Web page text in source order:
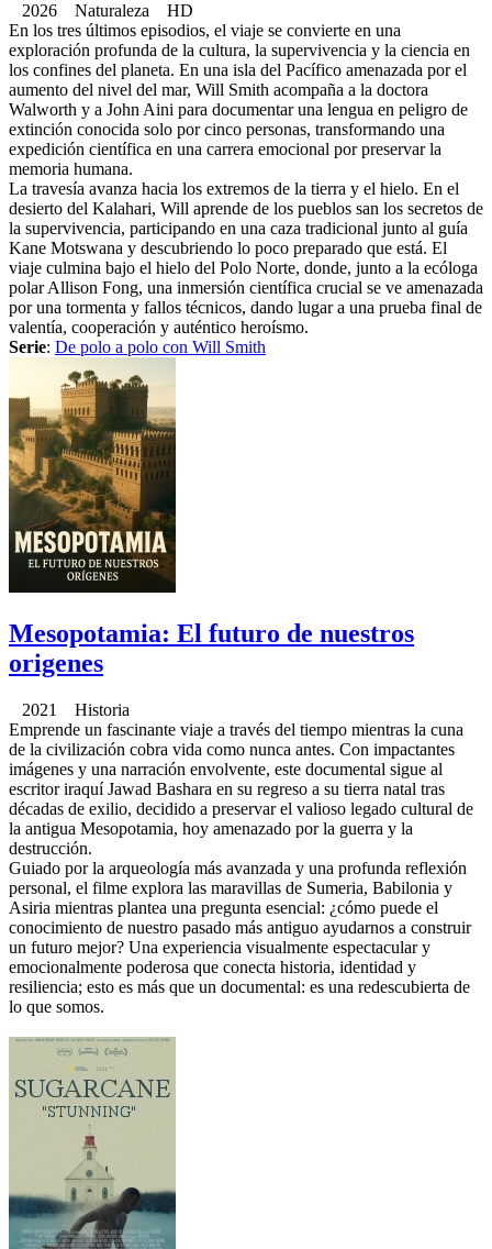
2026 Naturaleza HD
En los tres últimos episodios, el viaje se convierte en una
exploración profunda de la cultura, la supervivencia y la ciencia en
los confines del planeta. En una isla del Pacífico amenazada por el
aumento del nivel del mar, Will Smith acompaña a la doctora
Walworth y a John Aini para documentar una lengua en peligro de
extinción conocida solo por cinco personas, transformando una
expedición científica en una carrera emocional por preservar la
memoria humana.
La travesía avanza hacia los extremos de la tierra y el hielo. En el
desierto del Kalahari, Will aprende de los pueblos san los secretos de
la supervivencia, participando en una caza tradicional junto al guía
Kane Motswana y descubriendo lo poco preparado que está. El
viaje culmina bajo el hielo del Polo Norte, donde, junto a la ecóloga
polar Allison Fong, una inmersión científica crucial se ve amenazada
por una tormenta y fallos técnicos, dando lugar a una prueba final de
valentía, cooperación y auténtico heroísmo.
Serie: De polo a polo con Will Smith
Mesopotamia: El futuro de nuestros
origenes
2021 Historia
Emprende un fascinante viaje a través del tiempo mientras la cuna
de la civilización cobra vida como nunca antes. Con impactantes
imágenes y una narración envolvente, este documental sigue al
escritor iraquí Jawad Bashara en su regreso a su tierra natal tras
décadas de exilio, decidido a preservar el valioso legado cultural de
la antigua Mesopotamia, hoy amenazado por la guerra y la
destrucción.
Guiado por la arqueología más avanzada y una profunda reflexión
personal, el filme explora las maravillas de Sumeria, Babilonia y
Asiria mientras plantea una pregunta esencial: ¿cómo puede el
conocimiento de nuestro pasado más antiguo ayudarnos a construir
un futuro mejor? Una experiencia visualmente espectacular y
emocionalmente poderosa que conecta historia, identidad y
resiliencia; esto es más que un documental: es una redescubierta de
lo que somos.